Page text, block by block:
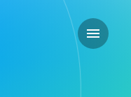
Open